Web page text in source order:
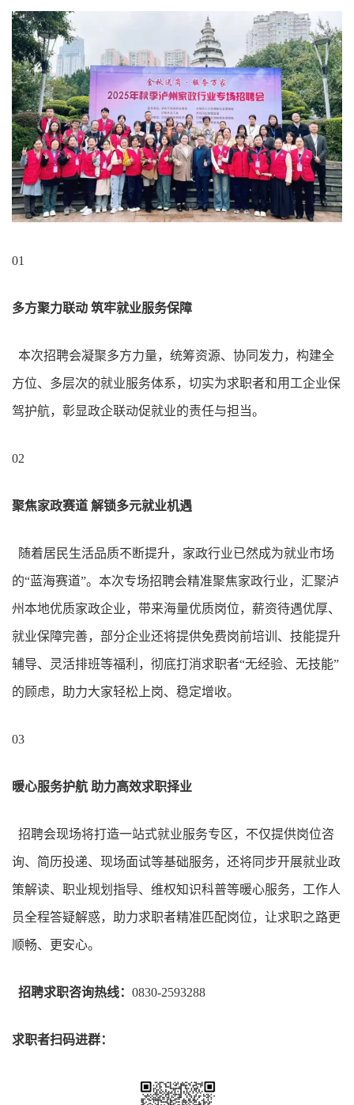
01
多方聚力联动 筑牢就业服务保障
本次招聘会凝聚多方力量，统筹资源、协同发力，构建全
方位、多层次的就业服务体系，切实为求职者和用工企业保
驾护航，彰显政企联动促就业的责任与担当。
02
聚焦家政赛道 解锁多元就业机遇
随着居民生活品质不断提升，家政行业已然成为就业市场
的“蓝海赛道”。本次专场招聘会精准聚焦家政行业，汇聚泸
州本地优质家政企业，带来海量优质岗位，薪资待遇优厚、
就业保障完善，部分企业还将提供免费岗前培训、技能提升
辅导、灵活排班等福利，彻底打消求职者“无经验、无技能”
的顾虑，助力大家轻松上岗、稳定增收。
03
暖心服务护航 助力高效求职择业
招聘会现场将打造一站式就业服务专区，不仅提供岗位咨
询、简历投递、现场面试等基础服务，还将同步开展就业政
策解读、职业规划指导、维权知识科普等暖心服务，工作人
员全程答疑解惑，助力求职者精准匹配岗位，让求职之路更
顺畅、更安心。
招聘求职咨询热线： 0830-2593288
求职者扫码进群：